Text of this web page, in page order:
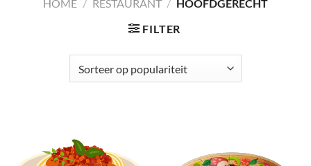
HOME / RESTAURANT / HOOFDGERECHT
FILTER